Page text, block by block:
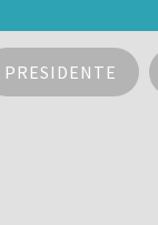
PRESIDENTE